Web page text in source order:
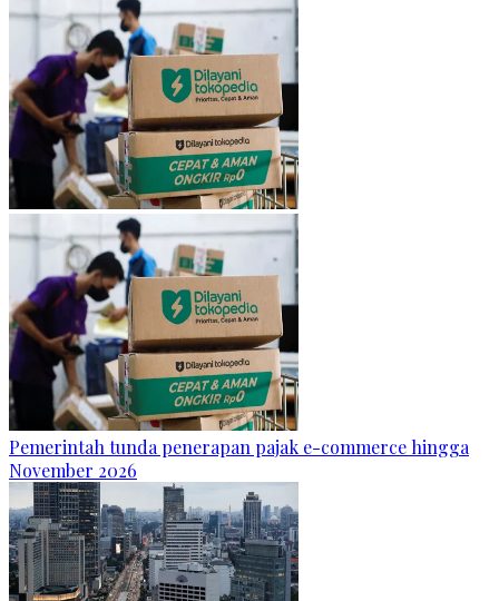
Pemerintah tunda penerapan pajak e-commerce hingga
November 2026